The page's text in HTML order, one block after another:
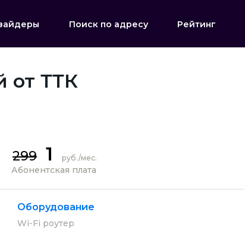
Поиск по адресу Рейтинг
от ТТК
299 1 руб./мес.
Абонентская плата
Оборудование
Wi-Fi роутер